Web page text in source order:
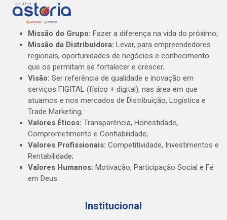
Missão do Grupo: Fazer a diferença na vida do próximo;
Missão da Distribuidora: Levar, para empreendedores
regionais, oportunidades de negócios e conhecimento
que os permitam se fortalecer e crescer;
Visão: Ser referência de qualidade e inovação em
serviços FIGITAL (físico + digital), nas área em que
atuamos e nos mercados de Distribuição, Logística e
Trade Marketing;
Valores Éticos: Transparência, Honestidade,
Comprometimento e Confiabilidade;
Valores Profissionais: Competitividade, Investimentos e
Rentabilidade;
Valores Humanos: Motivação, Participação Social e Fé
em Deus.
Institucional